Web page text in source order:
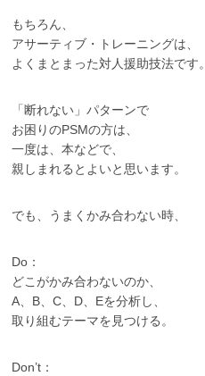
もちろん、
アサーティブ・トレーニングは、
よくまとまった対人援助技法です。
「断れない」パターンで
お困りのPSMの方は、
一度は、本などで、
親しまれるとよいと思います。
でも、うまくかみ合わない時、
Do：
どこがかみ合わないのか、
A、B、C、D、Eを分析し、
取り組むテーマを見つける。
Don’t：